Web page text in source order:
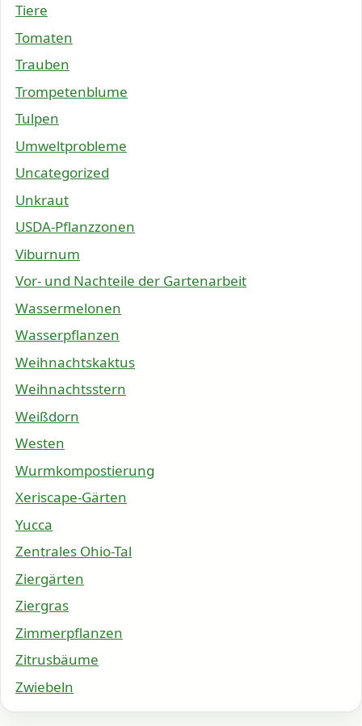
Tiere
Tomaten
Trauben
Trompetenblume
Tulpen
Umweltprobleme
Uncategorized
Unkraut
USDA-Pflanzzonen
Viburnum
Vor- und Nachteile der Gartenarbeit
Wassermelonen
Wasserpflanzen
Weihnachtskaktus
Weihnachtsstern
Weißdorn
Westen
Wurmkompostierung
Xeriscape-Gärten
Yucca
Zentrales Ohio-Tal
Ziergärten
Ziergras
Zimmerpflanzen
Zitrusbäume
Zwiebeln